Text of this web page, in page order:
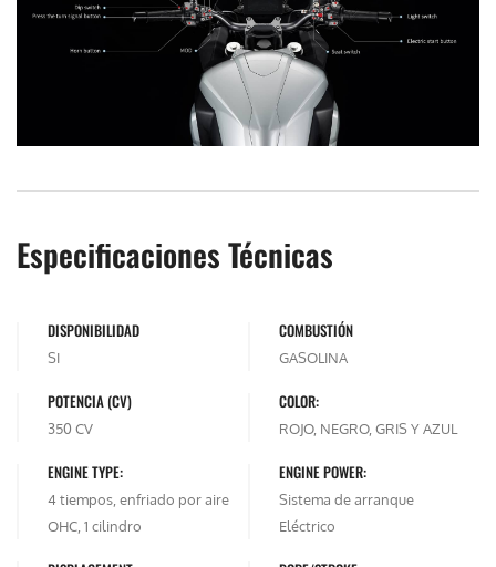
Especificaciones Técnicas
DISPONIBILIDAD
SI
COMBUSTIÓN
GASOLINA
POTENCIA (CV)
350 CV
COLOR:
ROJO, NEGRO, GRIS Y AZUL
ENGINE TYPE:
4 tiempos, enfriado por aire
OHC, 1 cilindro
ENGINE POWER:
Sistema de arranque
Eléctrico